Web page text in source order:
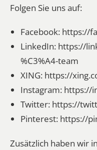
Folgen Sie uns auf:
Facebook: https://
LinkedIn: https://
%C3%A4-team
XING: https://
Instagram: https://
Twitter: https://
Pinterest: https://
Zusätzlich haben wir